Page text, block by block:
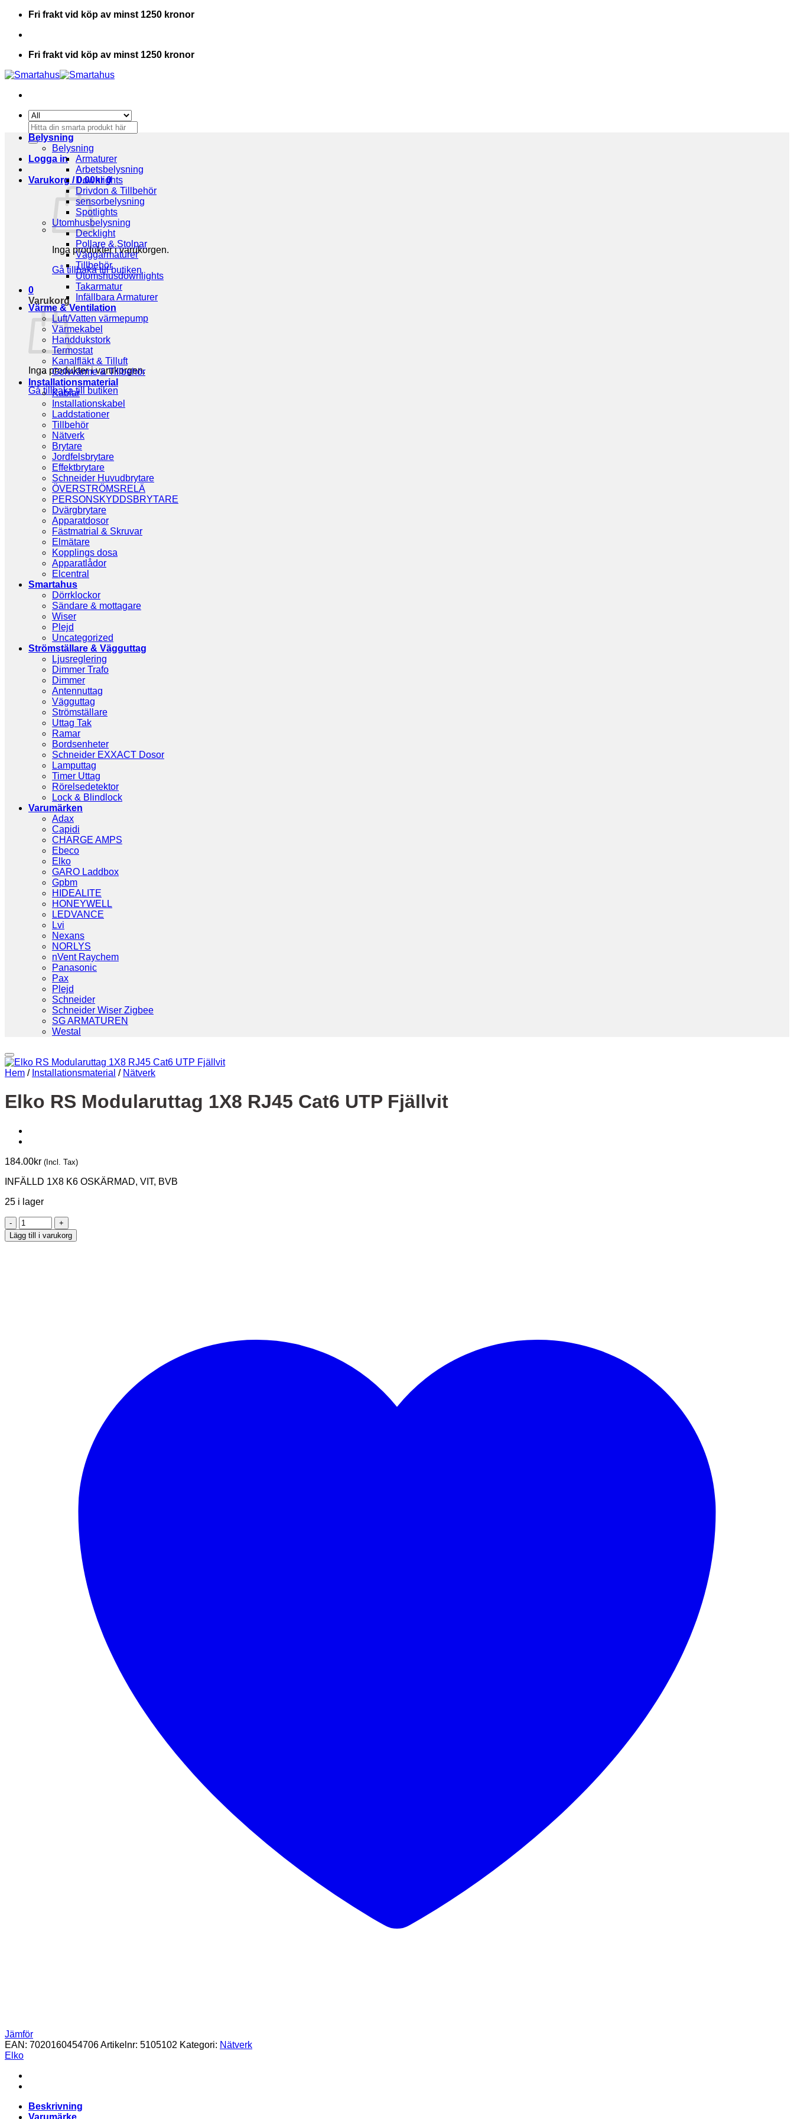
Skip
content
Fri frakt vid köp av minst 1250 kronor
Fri frakt vid köp av minst 1250 kronor
Sök
efter:
Logga in
Varukorg /0.00kr 0
Inga produkter i varukorgen.
Gå tillbaka till butiken
0
Varukorg
Inga produkter i varukorgen.
Gå tillbaka till butiken
Belysning
Belysning
Armaturer
Arbetsbelysning
Downlights
Drivdon & Tillbehör
sensorbelysning
Spotlights
Utomhusbelysning
Decklight
Pollare & Stolpar
Väggarmaturer
Tillbehör
Utomshusdownlights
Takarmatur
Infällbara Armaturer
Värme & Ventilation
Luft/Vatten värmepump
Värmekabel
Handdukstork
Termostat
Kanalfläkt & Tilluft
Golvvärme & Tillbehör
Installationsmaterial
Kablar
Installationskabel
Laddstationer
Tillbehör
Nätverk
Brytare
Jordfelsbrytare
Effektbrytare
Schneider Huvudbrytare
ÖVERSTRÖMSRELÄ
PERSONSKYDDSBRYTARE
Dvärgbrytare
Apparatdosor
Fästmatrial & Skruvar
Elmätare
Kopplings dosa
Apparatlådor
Elcentral
Smartahus
Dörrklockor
Sändare & mottagare
Wiser
Plejd
Uncategorized
Strömställare & Vägguttag
Ljusreglering
Dimmer Trafo
Dimmer
Antennuttag
Vägguttag
Strömställare
Uttag Tak
Ramar
Bordsenheter
Schneider EXXACT Dosor
Lamputtag
Timer Uttag
Rörelsedetektor
Lock & Blindlock
Varumärken
Adax
Capidi
CHARGE AMPS
Ebeco
Elko
GARO Laddbox
Gpbm
HIDEALITE
HONEYWELL
LEDVANCE
Lvi
Nexans
NORLYS
nVent Raychem
Panasonic
Pax
Plejd
Schneider
Schneider Wiser Zigbee
SG ARMATUREN
Westal
Hem / Installationsmaterial / Nätverk
Elko RS Modularuttag 1X8 RJ45 Cat6 UTP Fjällvit
184.00kr (Incl. Tax)
INFÄLLD 1X8 K6 OSKÄRMAD, VIT, BVB
25 i lager
Elko
RS
Modularuttag
Lägg till i varukorg
Jämför
EAN: 7020160454706Artikelnr: 5105102 Kategori: Nätverk
Elko
Beskrivning
Varumärke